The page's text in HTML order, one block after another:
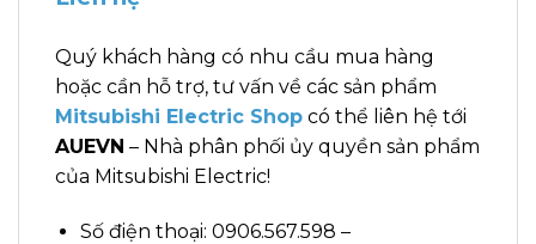
Quý khách hàng có nhu cầu mua hàng
hoặc cần hỗ trợ, tư vấn về các sản phẩm
Mitsubishi Electric Shop có thể liên hệ tới
AUEVN – Nhà phân phối ủy quyền sản phẩm
của Mitsubishi Electric!
Số điện thoại: 0906.567.598 –